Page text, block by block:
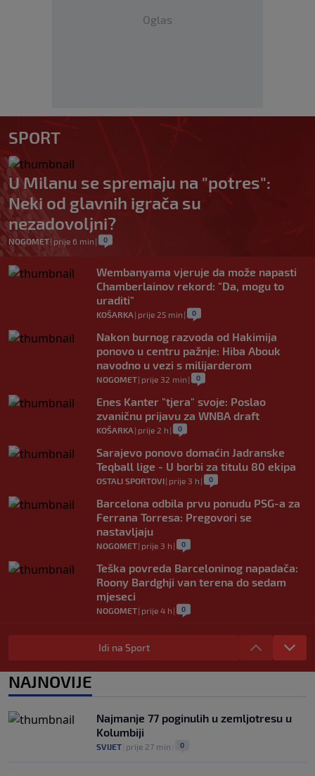
Oglas
SPORT
U Milanu se spremaju na "potres":
Neki od glavnih igrača su
nezadovoljni?
NOGOMET| prije 6 min | 0
Wembanyama vjeruje da može napasti
Chamberlainov rekord: "Da, mogu to
uraditi"
KOŠARKA | prije 25 min | 0
Nakon burnog razvoda od Hakimija
ponovo u centru pažnje: Hiba Abouk
navodno u vezi s milijarderom
NOGOMET| prije 32 min | 0
Enes Kanter "tjera" svoje: Poslao
zvaničnu prijavu za WNBA draft
KOŠARKA | prije 2 h | 0
Sarajevo ponovo domaćin Jadranske
Teqball lige - U borbi za titulu 80 ekipa
OSTALI SPORTOVI| prije 3 h | 0
Barcelona odbila prvu ponudu PSG-a za
Ferrana Torresa: Pregovori se
nastavljaju
NOGOMET| prije 3 h | 0
Teška povreda Barceloninog napadača:
Roony Bardghji van terena do sedam
mjeseci
NOGOMET| prije 4 h | 0
Slab start bh.plivača na EP: Predzadnje i
57. mjesto na otvaranju
Idi na Sport
NAJNOVIJE
Najmanje 77 poginulih u zemljotresu u
Kolumbiji
SVIJET prije 27 min 0